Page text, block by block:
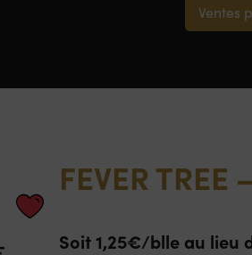
Ventes
FEVER
Soit 1,25€/blle au lieu